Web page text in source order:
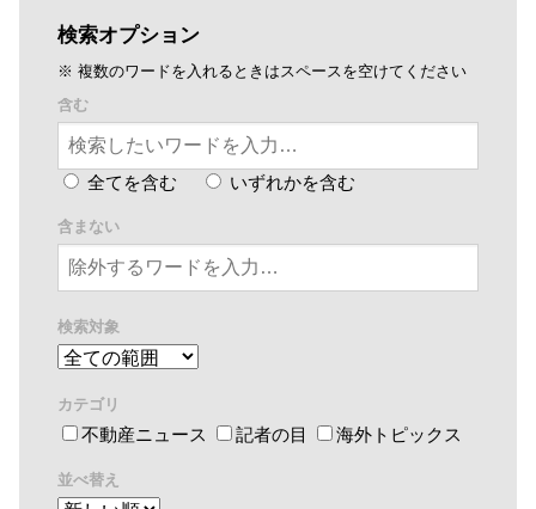
検索オプション
※ 複数のワードを入れるときはスペースを空けてください
含む
全てを含む いずれかを含む
含まない
検索対象
カテゴリ
不動産ニュース 記者の目 海外トピックス
並べ替え